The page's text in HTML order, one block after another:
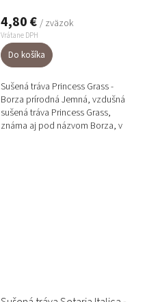
4,80 € / zväzok
Vrátane DPH
Do košíka
Sušená tráva Princess Grass -
Borza prírodná Jemná, vzdušná
sušená tráva Princess Grass,
známa aj pod názvom Borza, v